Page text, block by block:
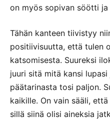
on myös sopivan söötti ja
Tähän kanteen tiivistyy
positiivisuutta, että tulen
katsomisesta. Suureksi
juuri sitä mitä kansi
päätarinasta tosi paljon.
kaikille. On vain sääli,
sillä siinä olisi aineksia